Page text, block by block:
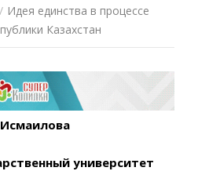
/ Идея единства в процессе
Казахстан
университет